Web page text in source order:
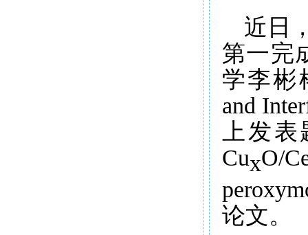
近日
第一完
学李彬
and
上发表
CuxO/
论文。